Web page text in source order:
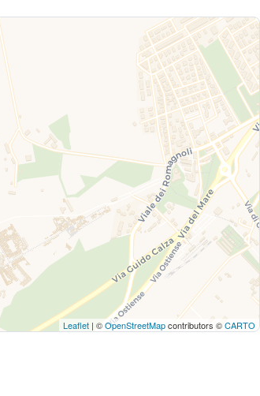
Leaflet | ©OpenStreetMapcontributors ©CARTO